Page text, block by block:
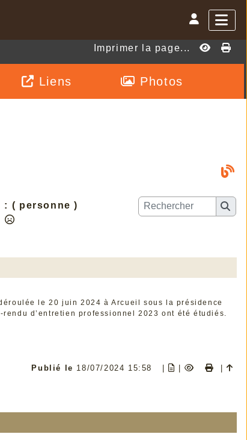
Imprimer la page...
Liens Photos
: ( personne )
le 20 juin 2024 à Arcueil sous la présidence
d’entretien professionnel 2023 ont été étudiés.
Publié le 18/07/2024 15:58 | | |